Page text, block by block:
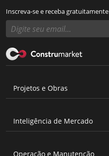
Inscreva-se e receba gratuitamente
Projetos e Obras
Inteligência de Mercado
Operação e Manutenção